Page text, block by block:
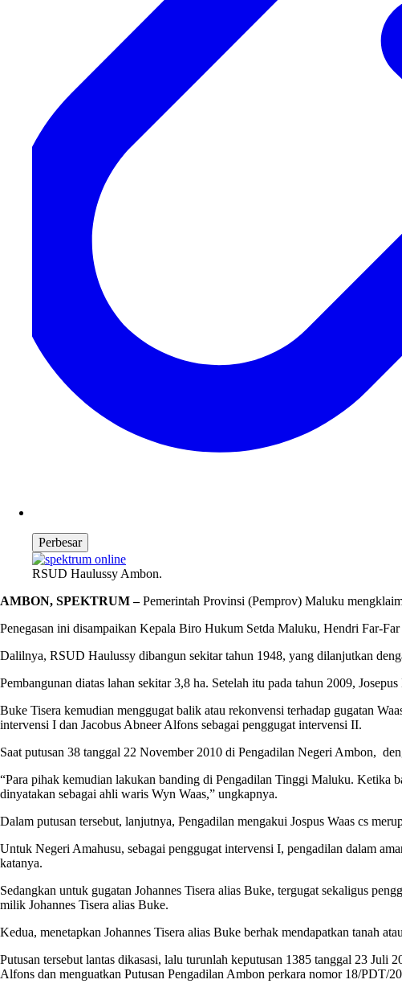
Perbesar
RSUD Haulussy Ambon.
AMBON, SPEKTRUM –Pemerintah Provinsi (Pemprov) Maluku
Penegasan ini disampaikan Kepala Biro Hukum Setda Maluku, Hendri Far-
Dalilnya, RSUD Haulussy dibangun sekitar tahun 1948, yang dilanjutkan
Pembangunan diatas lahan sekitar 3,8 ha. Setelah itu pada tahun 2009,
Buke Tisera kemudian menggugat balik atau rekonvensi terhadap gugatan
intervensi I dan Jacobus Abneer Alfons sebagai penggugat intervensi II.
Saat putusan 38 tanggal 22 November 2010 di Pengadilan Negeri Ambon,
“Para pihak kemudian lakukan banding di Pengadilan Tinggi Maluku. Ketika
dinyatakan sebagai ahli waris Wyn Waas,” ungkapnya.
Dalam putusan tersebut, lanjutnya, Pengadilan mengakui Jospus Waas cs
Untuk Negeri Amahusu, sebagai penggugat intervensi I, pengadilan dalam
katanya.
Sedangkan untuk gugatan Johannes Tisera alias Buke, tergugat sekaligus
milik Johannes Tisera alias Buke.
Kedua, menetapkan Johannes Tisera alias Buke berhak mendapatkan tanah
Putusan tersebut lantas dikasasi, lalu turunlah keputusan 1385 tanggal 23 Juli
Alfons dan menguatkan Putusan Pengadilan Ambon perkara nomor 18/PDT/